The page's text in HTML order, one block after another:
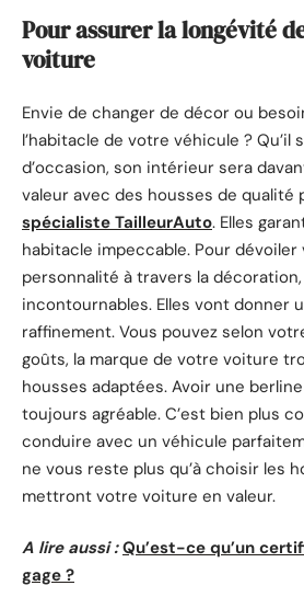
Pour assurer la longévité
voiture
Envie de changer de décor ou
l’habitacle de votre véhicule ? Qu’il
d’occasion, son intérieur sera
valeur avec des housses de qualité
spécialiste TailleurAuto. Elles
habitacle impeccable. Pour dévoiler
personnalité à travers la
incontournables. Elles vont donner
raffinement. Vous pouvez selon
goûts, la marque de votre voiture
housses adaptées. Avoir une
toujours agréable. C’est bien plus
conduire avec un véhicule
ne vous reste plus qu’à choisir les
mettront votre voiture en valeur.
A lire aussi : Qu’est-ce qu’un
gage ?